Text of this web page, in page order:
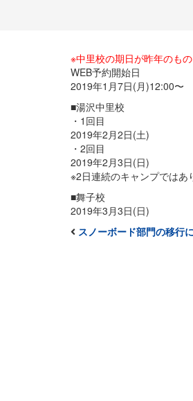
※中里校の期日が昨年のも
WEB予約開始日
2019年1月7日(月)12:00〜
■湯沢中里校
・1回目
2019年2月2日(土)
・2回目
2019年2月3日(日)
※2日連続のキャンプではあ
■舞子校
2019年3月3日(日)
スノーボード部門の移行